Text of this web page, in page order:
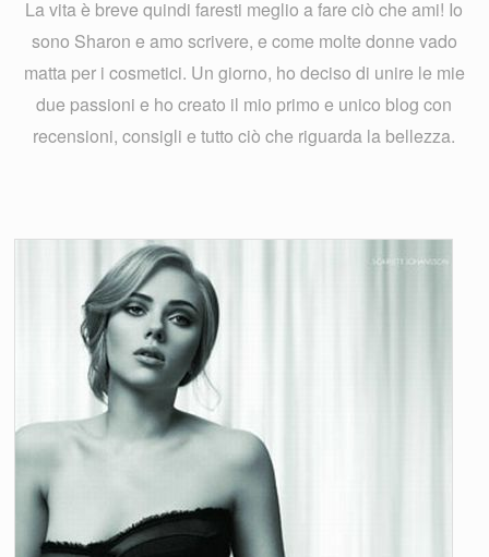
La vita è breve quindi faresti meglio a fare ciò che ami! Io
sono Sharon e amo scrivere, e come molte donne vado
matta per i cosmetici. Un giorno, ho deciso di unire le mie
due passioni e ho creato il mio primo e unico blog con
recensioni, consigli e tutto ciò che riguarda la bellezza.